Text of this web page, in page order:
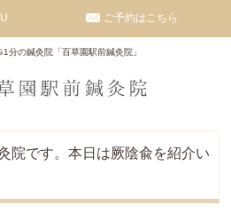
分の鍼灸院「百草園駅前鍼灸院」
ご予約はこちら
院です。本日は厥陰兪を紹介い